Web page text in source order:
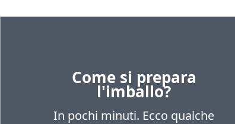
Come si prepara
l'imballo?
In pochi minuti. Ecco qualche